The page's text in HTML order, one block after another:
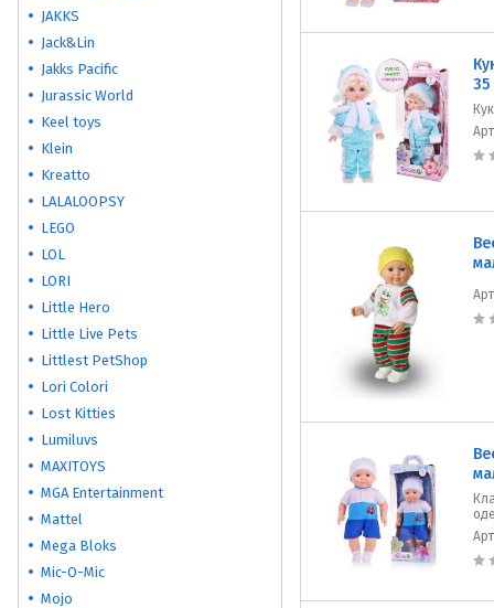
JAKKS
Jack&Lin
Jakks Pacific
Jurassic World
Keel toys
Klein
Kreatto
LALALOOPSY
LEGO
LOL
LORI
Little Hero
Little Live Pets
Littlest PetShop
Lori Colori
Lost Kitties
Lumiluvs
MAXITOYS
MGA Entertainment
Mattel
Mega Bloks
Mic-O-Mic
Mojo
35